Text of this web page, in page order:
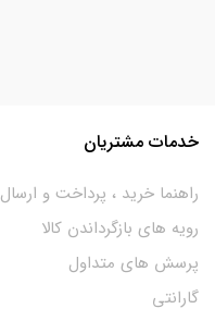
خدمات مشتریان
راهنما خرید ، پرداخت و ارسال
رویه های بازگرداندن کالا
پرسش های متداول
گارانتی